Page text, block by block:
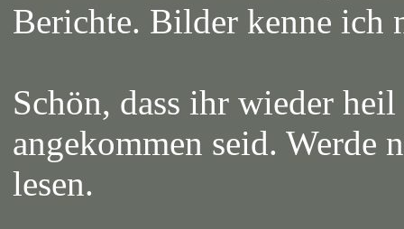
Berichte. Bilder kenne ich
Schön, dass ihr wieder
angekommen seid. Werde
lesen.